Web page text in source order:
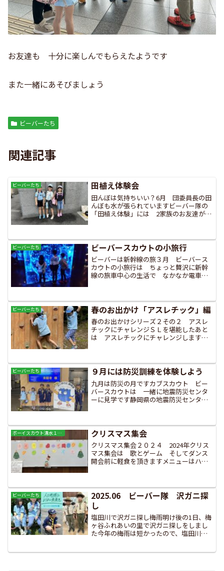
お友達も 十分に楽しんでもらえたようです
また一緒にあそびましょう
ビーバーたち
関連記事
ビーバーたち 田植え体験会
田んぼは気持ちいい？6月 団委員長の田
んぼも水が張られていますビーバー隊の
「田植え体験」には 2家族のお友達が参
プを目安に 苗を植えていきます土の奥
までしっかりと植えま...
ビーバーたち ビーバースカウトの小旅行
ビーバーは新幹線の旅３月 ビーバース
カウトの小旅行は ちょっと贅沢に新幹
線の旅車中心の生活で なかなか電車や
この機会にちょっと豪華な新
幹線の旅を計画しました好きな飲...
ビーバーたち 春のお出かけ「アスレチック」編
春のお出かけシリーズ２その２ アスレ
チックにチャレンジＳＬを堪能したあと
は アスレチックにチャレンジしますゆ
ス バランス バランスが大事！！お友
達もチャレンジロープが終...
ビーバーたち ９月には防災訓練を体験しよう
九月は防災の月ですカブスカウト ビー
バースカウトは 一緒に地震防災センタ
ーに見学です静岡県の地震防災センター
時間案内と説明をしてくれます震度７ま
で体験できる起震装置です...
ボーイスカウト清水１９団の活動 クリスマス集会
クリスマス集会２０２４ 2024年クリス
マス集会は 歌とゲーム そしてダンス
開会前に軽食を頂きますメニューはハン
モニー（クリスマスソングと、お話）ア
トラクションの口開け...
ビーバーたち
2025.06 ビーバー隊 沢ガニ探
し
塩田川で沢ガニ探し梅雨明け後の1日、梅
ヶ谷ふれあいの里で沢ガニ探しをしまし
た今年の梅雨は短かったので、塩田川の